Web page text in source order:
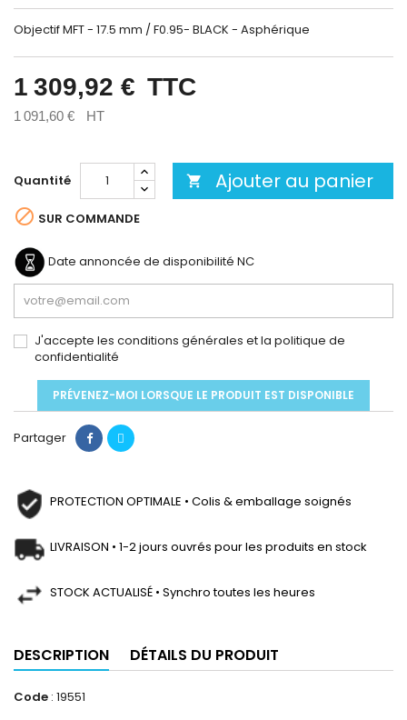
Objectif MFT - 17.5 mm / F0.95- BLACK - Asphérique
1 309,92 € TTC
1 091,60 € HT
Quantité  Ajouter au panier
 SUR COMMANDE
Date annoncée de disponibilité NC
J'accepte les conditions générales et la politique de
confidentialité
PRÉVENEZ-MOI LORSQUE LE PRODUIT EST DISPONIBLE
Partager
PROTECTION OPTIMALE • Colis & emballage soignés
LIVRAISON • 1-2 jours ouvrés pour les produits en stock
STOCK ACTUALISÉ • Synchro toutes les heures
DESCRIPTION DÉTAILS DU PRODUIT
Code : 19551